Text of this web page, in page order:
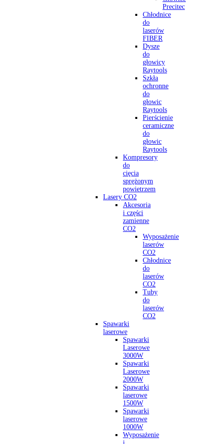
Precitec
Chłodnice
do
laserów
FIBER
Dysze
do
głowicy
Raytools
Szkła
ochronne
do
głowic
Raytools
Pierścienie
ceramiczne
do
głowic
Raytools
Kompresory
do
cięcia
sprężonym
powietrzem
Lasery CO2
Akcesoria
i części
zamienne
CO2
Wyposażenie
laserów
CO2
Chłodnice
do
laserów
CO2
Tuby
do
laserów
CO2
Spawarki
laserowe
Spawarki
Laserowe
3000W
Spawarki
Laserowe
2000W
Spawarki
laserowe
1500W
Spawarki
laserowe
1000W
Wyposażenie